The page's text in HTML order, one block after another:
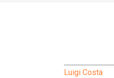
Luigi Costa